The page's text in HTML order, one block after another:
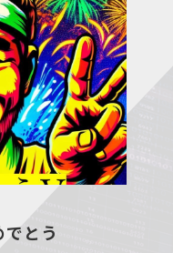
ぜひご連絡く
価交換でないこ
での副業はすご
。
まいの求人を
とう